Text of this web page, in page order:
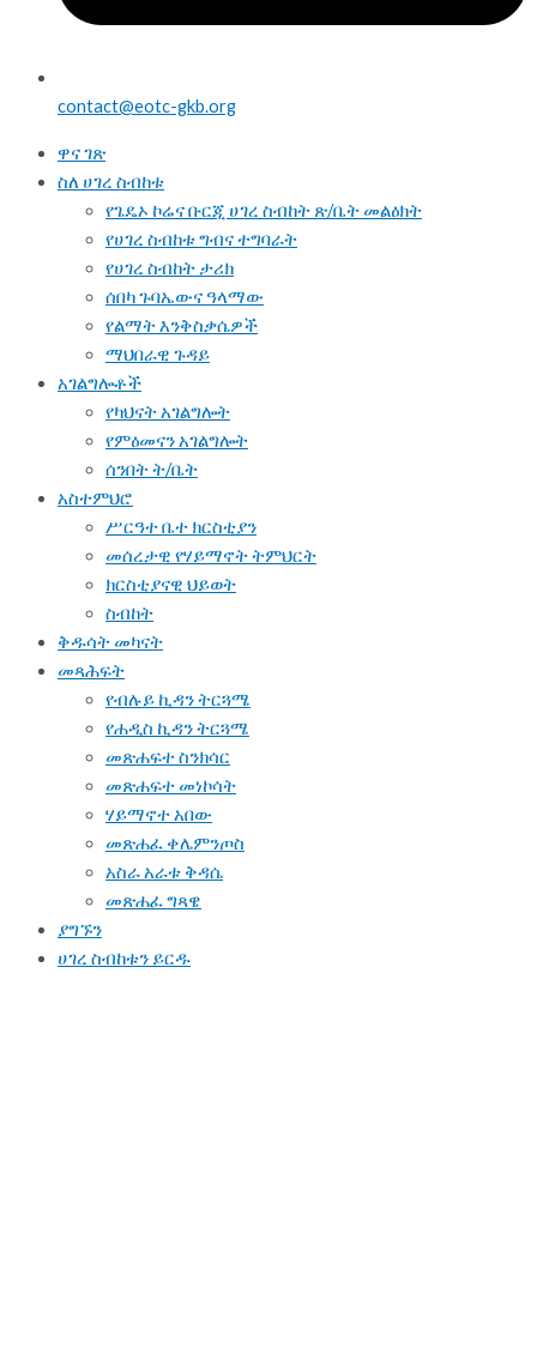
contact@eotc-gkb.org
ዋና ገጽ
ስለ ሀገረ ስብከቱ
የጌዴኦ ኮሬና ቡርጂ ሀገረ ስብከት ጽ/ቤት መልዕክት
የሀገረ ስብከቱ ግብና ተግባራት
የሀገረ ስብከት ታሪክ
ሰበካ ጉባኤውና ዓላማው
የልማት እንቅስቃሴዎች
ማህበራዊ ጉዳይ
አገልግሎቶች
የካህናት አገልግሎት
የምዕመናን አገልግሎት
ሰንበት ት/ቤት
አስተምህሮ
ሥርዓተ ቤተ ክርስቲያን
መሰረታዊ የሃይማኖት ትምህርት
ክርስቲያናዊ ህይወት
ስብከት
ቅዱሳት መካናት
መጻሕፍት
የብሉይ ኪዳን ትርጓሜ
የሐዲስ ኪዳን ትርጓሜ
መጽሐፍተ ስንክሳር
መጽሐፍተ መነኮሳት
ሃይማኖተ አበው
መጽሐፈ ቀሌምንጦስ
አስራ አራቱ ቅዳሴ
መጽሐፈ ግጻዌ
ያግኙን
ሀገረ ስብከቱን ይርዱ